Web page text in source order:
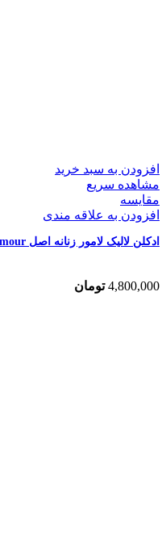
افزودن به سبد خرید
مشاهده سریع
مقایسه
افزودن به علاقه مندی
ادکلن لالیک لامور زنانه اصل Lalique L’Amour
4,800,000 تومان